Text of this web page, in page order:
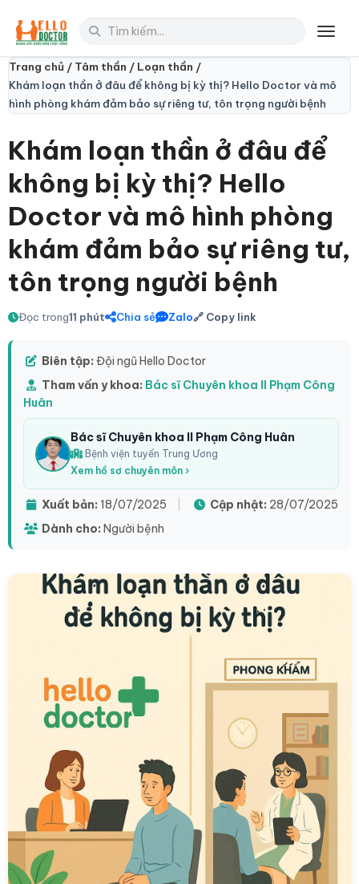
Trang chủ / Tâm thần / Loạn thần /
Khám loạn thần ở đâu để không bị kỳ thị? Hello Doctor và mô
hình phòng khám đảm bảo sự riêng tư, tôn trọng người bệnh
Khám loạn thần ở đâu để
không bị kỳ thị? Hello
Doctor và mô hình phòng
khám đảm bảo sự riêng tư,
tôn trọng người bệnh
Đọc trong11 phút Chia sẻ Zalo🔗 Copy link
Biên tập: Đội ngũ Hello Doctor
Tham vấn y khoa: Bác sĩ Chuyên khoa II Phạm Công
Huân
Bác sĩ Chuyên khoa II Phạm Công Huân
Bệnh viện tuyến Trung Ương
Xem hồ sơ chuyên môn ›
Xuất bản: 18/07/2025 Cập nhật: 28/07/2025
Dành cho: Người bệnh